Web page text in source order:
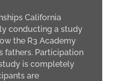
California
conducting a study
the R3 Academy
fathers. Participation
is completely
are